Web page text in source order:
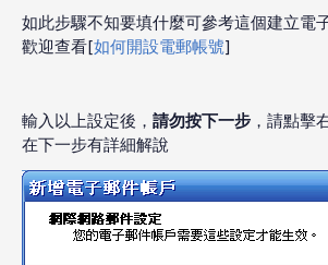
如此步驟不知要填什麼可參考這個建立電
歡迎查看[如何開設電郵帳號]
輸入以上設定後， 請勿按下一步 ，請點擊
在下一步有詳細解說